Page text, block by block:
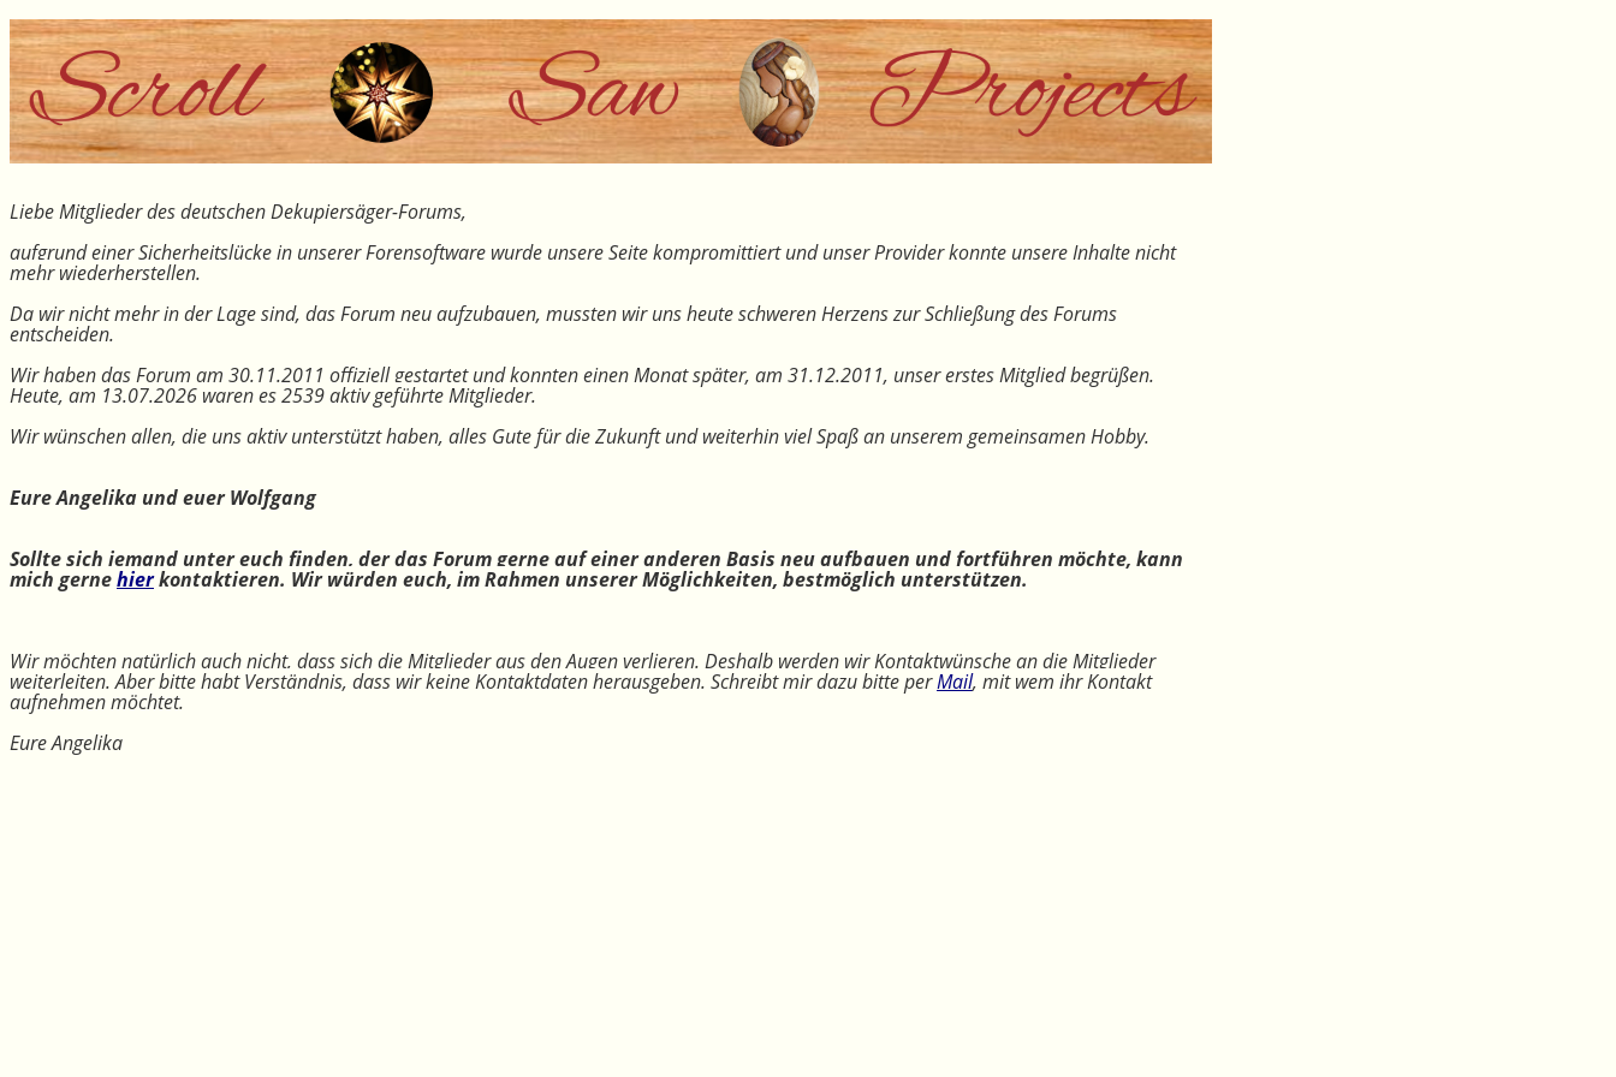
Liebe Mitglieder des deutschen Dekupiersäger-Forums,
aufgrund einer Sicherheitslücke in unserer Forensoftware wurde unsere Seite kompromittiert und unser Provider konnte unsere Inhalte nicht
mehr wiederherstellen.
Da wir nicht mehr in der Lage sind, das Forum neu aufzubauen, mussten wir uns heute schweren Herzens zur Schließung des Forums
entscheiden.
Wir haben das Forum am 30.11.2011 offiziell gestartet und konnten einen Monat später, am 31.12.2011, unser erstes Mitglied begrüßen.
Heute, am 13.07.2026 waren es 2539 aktiv geführte Mitglieder.
Wir wünschen allen, die uns aktiv unterstützt haben, alles Gute für die Zukunft und weiterhin viel Spaß an unserem gemeinsamen Hobby.
Eure Angelika und euer Wolfgang
Sollte sich jemand unter euch finden, der das Forum gerne auf einer anderen Basis neu aufbauen und fortführen möchte, kann
mich gernehierkontaktieren. Wir würden euch, im Rahmen unserer Möglichkeiten, bestmöglich unterstützen.
Wir möchten natürlich auch nicht, dass sich die Mitglieder aus den Augen verlieren. Deshalb werden wir Kontaktwünsche an die Mitglieder
weiterleiten. Aber bitte habt Verständnis, dass wir keine Kontaktdaten herausgeben. Schreibt mir dazu bitte perMail, mit wem ihr Kontakt
aufnehmen möchtet.
Eure Angelika